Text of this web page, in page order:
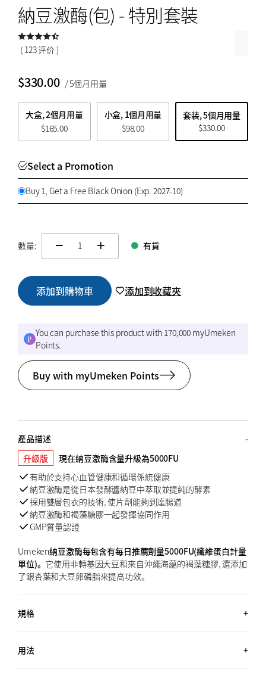
納豆激酶(包) - 特別套裝
( 123 评价 )
$330.00 / 5個月用量
大盒, 2個月用量
$165.00
小盒, 1個月用量
$98.00
套装, 5個月用量
$330.00
Select a Promotion
Buy 1, Get a Free Black Onion (Exp. 2027-10)
數量: change quamtity 有貨
添加到購物車 添加到收藏夾
You can purchase this product with 170,000 myUmeken
Points.
Buy with myUmeken Points
產品描述
升級版
現在納豆激酶含量升級為5000FU
有助於支持心血管健康和循環係統健康
納豆激酶是從日本發酵醬納豆中萃取並提純的酵素
採用雙層包衣的技術, 使片劑能夠到達腸道
納豆激酶和褐藻糖膠一起發揮協同作用
GMP質量認證
Umeken納豆激酶每包含有每日推薦劑量5000FU(纖維蛋白計量
單位)。 它使用非轉基因大豆和來自沖繩海藴的褐藻糖膠, 還添加
了銀杏葉和大豆卵磷脂來提高功效。
規格
用法